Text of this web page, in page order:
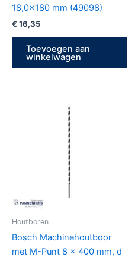
18,0×180 mm (49098)
€ 16,35
Toevoegen aan
winkelwagen
Houtboren
Bosch Machinehoutboor
met M-Punt 8 x 400 mm, d